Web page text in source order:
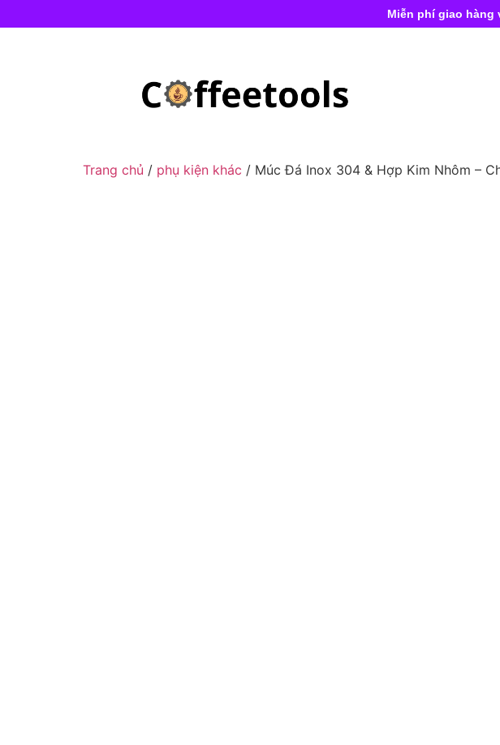
Miễn phí giao hàng
Trang chủ / phụ kiện khác / Múc Đá Inox 304 & Hợp Kim Nhôm –